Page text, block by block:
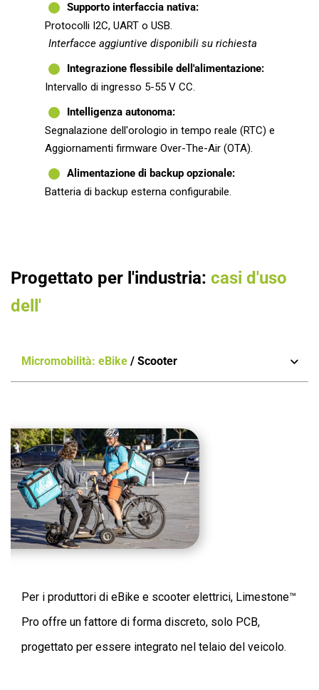
Supporto interfaccia nativa:
Protocolli I2C, UART o USB.
Interfacce aggiuntive disponibili su richiesta
Integrazione flessibile dell'alimentazione:
Intervallo di ingresso 5-55 V CC.
Intelligenza autonoma:
Segnalazione dell'orologio in tempo reale (RTC) e
Aggiornamenti firmware Over-The-Air (OTA).
Alimentazione di backup opzionale:
Batteria di backup esterna configurabile.
Progettato per l'industria: casi d'uso
dell'
Micromobilità: eBike / Scooter
Per i produttori di eBike e scooter elettrici, Limestone™
Pro offre un fattore di forma discreto, solo PCB,
progettato per essere integrato nel telaio del veicolo.